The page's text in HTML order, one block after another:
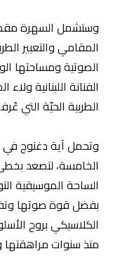
وستشمل السهرة
المقامي والتعبير
الصوتية ومساحتها
الفنانة اللبنانية
الطربية الحيّة التي
وتحمل آية دغنوج
الخامسة، لتصعد
الساحة الموسيقية
بفضل قوة صوتها
الكلاسيكي بروح
منذ سنوات مراهقتها